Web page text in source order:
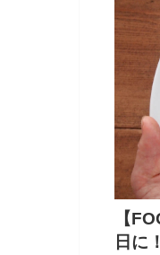
【
日に